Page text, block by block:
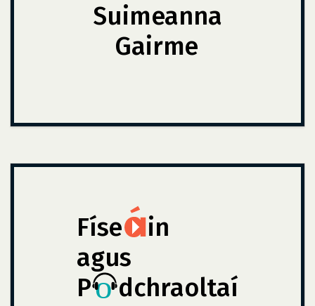
Suimeanna
Gairme
Físe
in
agus
P
dchraoltaí